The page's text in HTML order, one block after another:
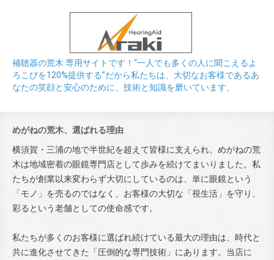
補聴器の荒木 専用サイトです！“一人でも多くの人に聞こえるよ
ろこびを120%提供する”だから私たちは、大切なお客様であるあ
なたの笑顔と安心のために、技術と知識を磨いています。
めがねの荒木、選ばれる理由
横須賀・三浦の地で半世紀を超えて皆様に支えられ、めがねの荒
木は地域密着の眼鏡専門店として歩みを続けてまいりました。私
たちが創業以来変わらず大切にしているのは、単に眼鏡という
「モノ」を売るのではなく、お客様の大切な「視生活」を守り、
彩るという老舗としての使命感です。
私たちが多くのお客様に選ばれ続けている最大の理由は、時代と
共に進化させてきた「圧倒的な専門技術」にあります。当店に